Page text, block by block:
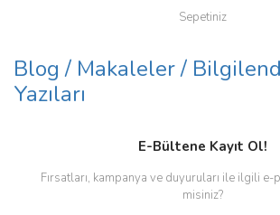
Sepetiniz
Blog / Makaleler /
Yazıları
E-Bültene Kayıt Ol!
Fırsatları, kampanya ve duyuruları ile ilgili
misiniz?